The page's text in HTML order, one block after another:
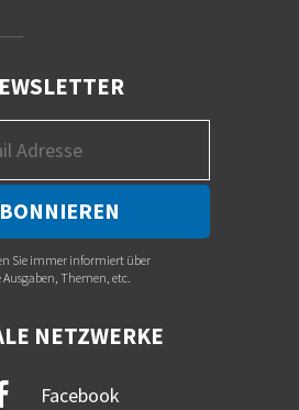
Sie immer informiert über
Ausgaben, Themen, etc.
NETZWERKE
Facebook